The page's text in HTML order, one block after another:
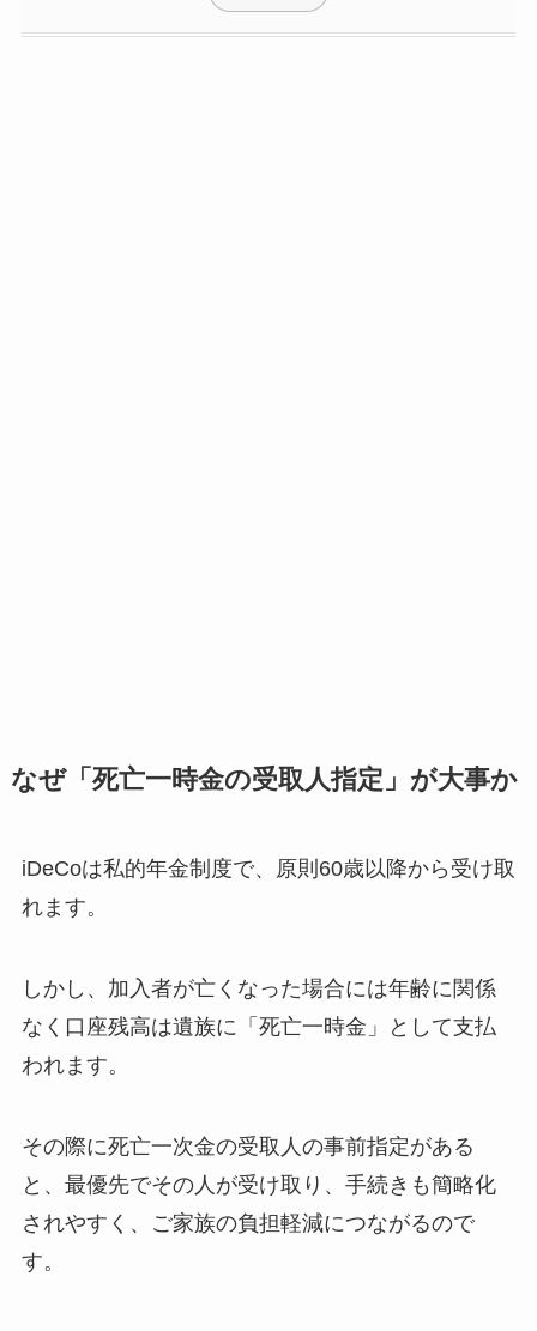
なぜ「死亡一時金の受取人指定」が大事か
iDeCoは私的年金制度で、原則60歳以降から受け取
れます。
しかし、加入者が亡くなった場合には年齢に関係
なく口座残高は遺族に「死亡一時金」として支払
われます。
その際に死亡一次金の受取人の事前指定がある
と、最優先でその人が受け取り、手続きも簡略化
されやすく、ご家族の負担軽減につながるので
す。